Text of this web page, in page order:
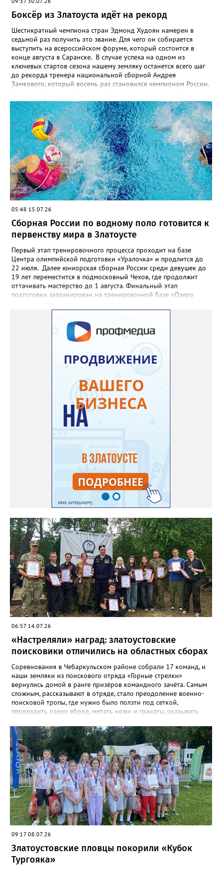
Боксёр из Златоуста идёт на рекорд
Шестикратный чемпиона стран Эдмонд Худоян намерен в
седьмой раз получить это звание. Для чего он собирается
выступить на всероссийском форуме, который состоится в
конце августа в Саранске. В случае успеха на одном из
ключевых стартов сезона нашему земляку останется всего шаг
до рекорда тренера национальной сборной Андрея
Замкового, который восемь раз становился чемпионом России.
стартует в Челябинске. На ринг ДС «Юность» выйдут как
сильнейшие мужчины, так и женщины — лидеры национальной
сборной. Они разыграют 13 комплектов наград.
05:48 15.07.26
Сборная России по водному поло готовится к
первенству мира в Златоусте
Первый этап тренировочного процесса проходит на базе
Центра олимпийской подготовки «Уралочка» и продлится до
22 июля. Далее юниорская сборная России среди девушек до
19 лет переместится в подмосковный Чехов, где продолжит
оттачивать мастерство до 1 августа. Финальный этап
подготовки запланирован на тренировочной базе «Озеро
испанском городе Пуэрто-де-ла-Крус. Национальную сборную
на этом турнире возглавит тренер златоустовской «Уралочки»
Дмитрий Андреев.
06:57 14.07.26
«Настреляли» наград: златоустовские
поисковики отличились на областных сборах
Соревнования в Чебаркульском районе собрали 17 команд, и
наши земляки из поискового отряда «Горные стрелки»
вернулись домой в ранге призёров командного зачёта. Самым
сложным, рассказывают в отряде, стало преодоление военно-
поисковой тропы, где нужно было ползти под сеткой,
переходить озеро вброд, метать ножи и гранаты, оказывать
экспедициями и тренировками старшие «Горные стрелки»
финишировали вторыми, а их товарищи из средней группы –
третьими. В соревновательной программе были и визитка, и
видеоролик, а также викторина, конкурс музейных
экспотнатов и «профессиональный» этап под названием
«Эксгумация. Документирование работ», где средняя группа
лидировала, а старшие взяли бронзу. Всего «Горные стрелки»
привезли 13 наград разного достоинства. В средней группе
представители отряда стали вице-чемпионами, в старшей –
замкнули тройку лучших.
09:17 08.07.26
Златоустовские пловцы покорили «Кубок
Тургояка»